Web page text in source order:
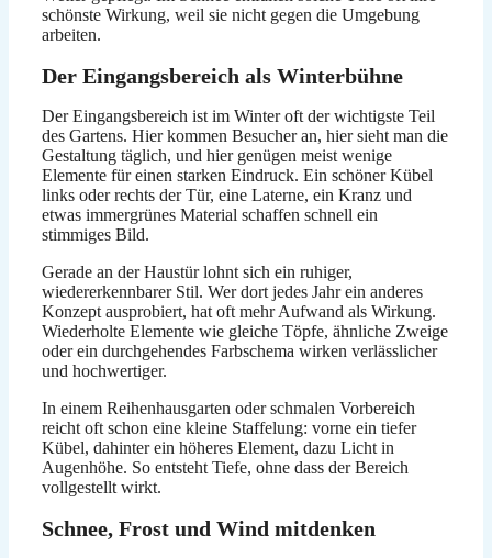
schönste Wirkung, weil sie nicht gegen die Umgebung
arbeiten.
Der Eingangsbereich als Winterbühne
Der Eingangsbereich ist im Winter oft der wichtigste Teil
des Gartens. Hier kommen Besucher an, hier sieht man die
Gestaltung täglich, und hier genügen meist wenige
Elemente für einen starken Eindruck. Ein schöner Kübel
links oder rechts der Tür, eine Laterne, ein Kranz und
etwas immergrünes Material schaffen schnell ein
stimmiges Bild.
Gerade an der Haustür lohnt sich ein ruhiger,
wiedererkennbarer Stil. Wer dort jedes Jahr ein anderes
Konzept ausprobiert, hat oft mehr Aufwand als Wirkung.
Wiederholte Elemente wie gleiche Töpfe, ähnliche Zweige
oder ein durchgehendes Farbschema wirken verlässlicher
und hochwertiger.
In einem Reihenhausgarten oder schmalen Vorbereich
reicht oft schon eine kleine Staffelung: vorne ein tiefer
Kübel, dahinter ein höheres Element, dazu Licht in
Augenhöhe. So entsteht Tiefe, ohne dass der Bereich
vollgestellt wirkt.
Schnee, Frost und Wind mitdenken